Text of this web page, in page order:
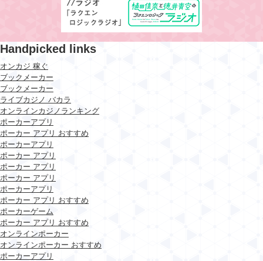
Handpicked links
オンカジ 稼ぐ
ブックメーカー
ブックメーカー
ライブカジノ バカラ
オンラインカジノランキング
ポーカーアプリ
ポーカー アプリ おすすめ
ポーカーアプリ
ポーカー アプリ
ポーカー アプリ
ポーカー アプリ
ポーカーアプリ
ポーカー アプリ おすすめ
ポーカーゲーム
ポーカー アプリ おすすめ
オンラインポーカー
オンラインポーカー おすすめ
ポーカーアプリ